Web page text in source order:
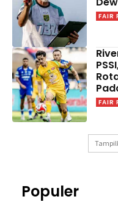
FAIR
FAIR
Populer